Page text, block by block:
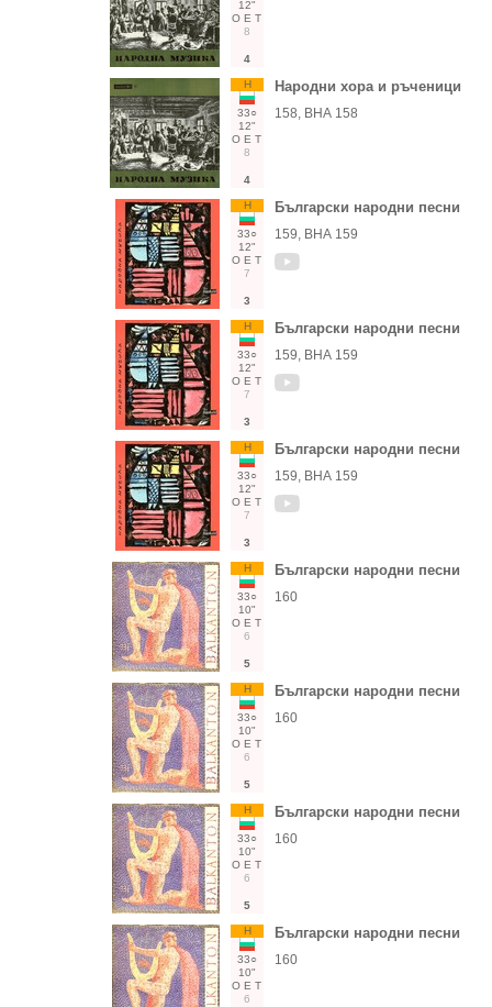
12"
О Е Т
8
4
Н
33○
12"
О Е Т
8
4
Народни хора и ръченици
158, ВНА 158
Н
33○
12"
О Е Т
7
3
Български народни песни
159, ВНА 159
Н
33○
12"
О Е Т
7
3
Български народни песни
159, ВНА 159
Н
33○
12"
О Е Т
7
3
Български народни песни
159, ВНА 159
Н
33○
10"
О Е Т
6
5
Български народни песни
160
Н
33○
10"
О Е Т
6
5
Български народни песни
160
Н
33○
10"
О Е Т
6
5
Български народни песни
160
Н
33○
10"
О Е Т
6
Български народни песни
160